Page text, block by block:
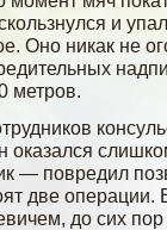
и
Оно никак не
метров.
оказался
— повредил
две
до сих пор